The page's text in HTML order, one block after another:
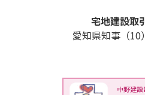
宅地建設取
愛知県知事（10